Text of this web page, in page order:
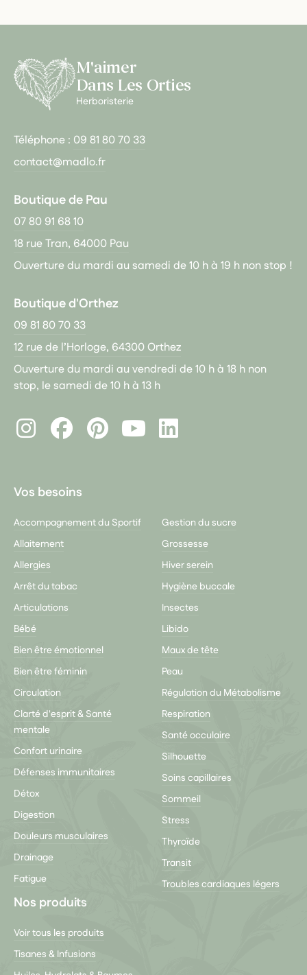
M'aimer
Dans Les Orties
Herboristerie
Téléphone : 09 81 80 70 33
contact@madlo.fr
Boutique de Pau
07 80 91 68 10
18 rue Tran, 64000 Pau
Ouverture du mardi au samedi de 10 h à 19 h non stop !
Boutique d'Orthez
09 81 80 70 33
12 rue de l’Horloge, 64300 Orthez
Ouverture du mardi au vendredi de 10 h à 18 h non
stop, le samedi de 10 h à 13 h
InstagramFacebookPinterest
LinkedIn
Vos besoins
Accompagnement du Sportif
Allaitement
Allergies
Arrêt du tabac
Articulations
Bébé
Bien être émotionnel
Bien être féminin
Circulation
Clarté d'esprit & Santé
mentale
Confort urinaire
Défenses immunitaires
Détox
Digestion
Douleurs musculaires
Drainage
Fatigue
Gestion du sucre
Grossesse
Hiver serein
Hygiène buccale
Insectes
Libido
Maux de tête
Peau
Régulation du Métabolisme
Respiration
Santé occulaire
Silhouette
Soins capillaires
Sommeil
Stress
Thyroïde
Transit
Troubles cardiaques légers
Nos produits
Voir tous les produits
Tisanes & Infusions